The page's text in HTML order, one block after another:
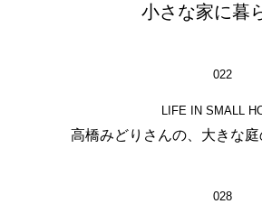
小さな家に暮
022
LIFE IN SMALL
高橋みどりさんの、大きな庭
028